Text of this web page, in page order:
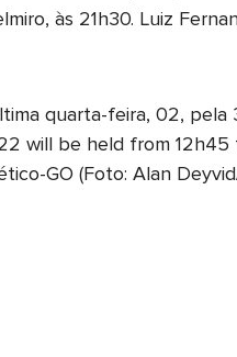
às 21h30. Luiz
quarta-feira, 02, pela
will be held from 12h45
GO (Foto: Alan